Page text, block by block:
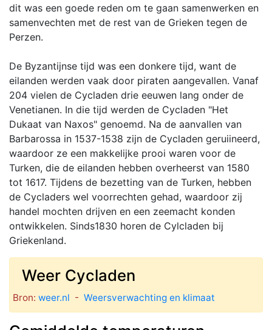
dit was een goede reden om te gaan samenwerken en
samenvechten met de rest van de Grieken tegen de
Perzen.
De Byzantijnse tijd was een donkere tijd, want de
eilanden werden vaak door piraten aangevallen. Vanaf
204 vielen de Cycladen drie eeuwen lang onder de
Venetianen. In die tijd werden de Cycladen "Het
Dukaat van Naxos" genoemd. Na de aanvallen van
Barbarossa in 1537-1538 zijn de Cycladen geruiineerd,
waardoor ze een makkelijke prooi waren voor de
Turken, die de eilanden hebben overheerst van 1580
tot 1617. Tijdens de bezetting van de Turken, hebben
de Cycladers wel voorrechten gehad, waardoor zij
handel mochten drijven en een zeemacht konden
ontwikkelen. Sinds1830 horen de Cylcladen bij
Griekenland.
Weer Cycladen
Bron: weer.nl - Weersverwachting en klimaat